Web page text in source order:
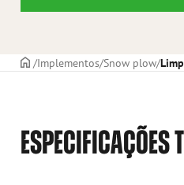
CAPAImplementos Snow plow
ESPECIFICAÇÕES